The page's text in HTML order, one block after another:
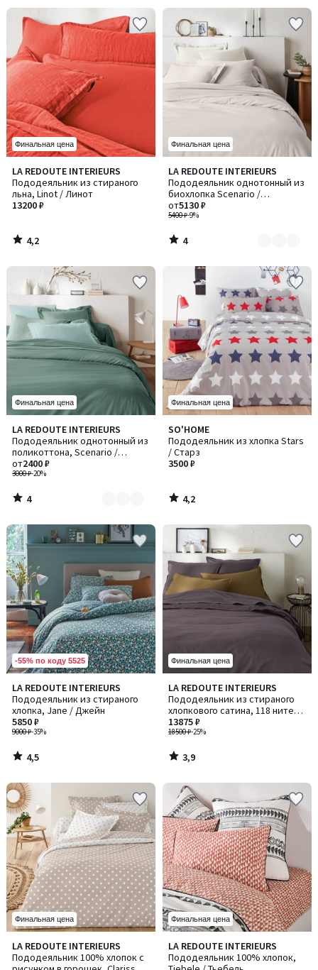
Финальная цена
LA REDOUTE INTERIEURS
Пододеяльник из стираного
льна, Linot / Линот
13200 ₽
4,2
/ 5
4,2
/
Финальная цена
LA REDOUTE INTERIEURS
Пододеяльник однотонный из
биохлопка Scenario /
Сценарио
5400 ₽-9%
от5130 ₽
4
/
5
Количество
цветов:
2
4
/
Финальная цена
LA REDOUTE INTERIEURS
Пододеяльник однотонный из
поликоттона, Scenario /
Сценарио
3000 ₽-20%
от2400 ₽
4
/
5
Количество
цветов:
9
4
/
Финальная цена
SO'HOME
Пододеяльник из хлопка Stars
/ Старз
3500 ₽
4,2
/ 5
4,2
/
-55% по коду 5525
LA REDOUTE INTERIEURS
Пододеяльник из стираного
хлопка, Jane / Джейн
9000 ₽-35%
5850 ₽
4,5
/ 5
4,5
/
Финальная цена
LA REDOUTE INTERIEURS
Пододеяльник из стираного
хлопкового сатина, 118 нитей/
см², Victor /Виктор
18500 ₽-25%
13875 ₽
3,9
/ 5
3,9
/
Финальная цена
LA REDOUTE INTERIEURS
Пододеяльник 100% хлопок с
4,2
/ 5
Финальная цена
LA REDOUTE INTERIEURS
Пододеяльник 100% хлопок,
4,4
/ 5